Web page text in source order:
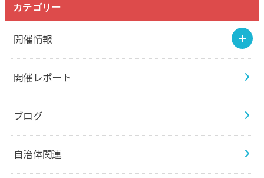
カテゴリー
開催情報
開催レポート
ブログ
自治体関連